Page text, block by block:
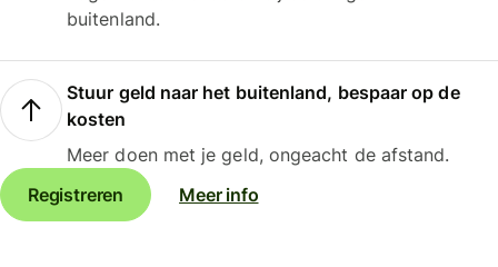
buitenland.
Stuur geld naar het buitenland, bespaar op de
kosten
Meer doen met je geld, ongeacht de afstand.
Registreren
Meer info